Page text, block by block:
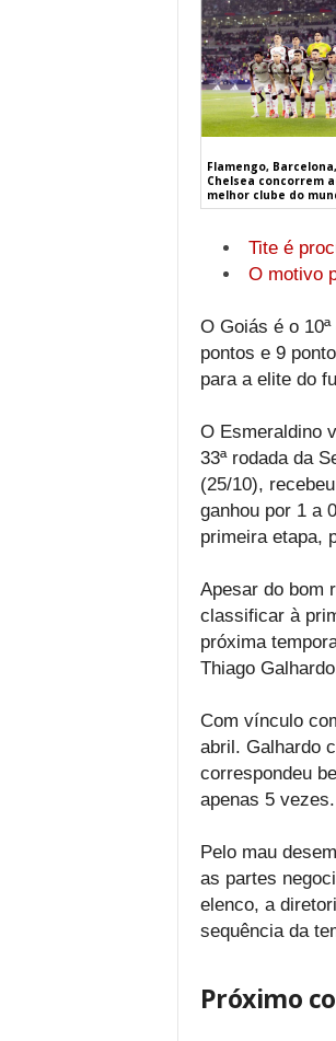
Flamengo, Barcelona,
Chelsea concorrem
melhor clube do
Tite é
O motivo
O Goiás é o
pontos e 9
para a elite do
O Esmeraldino
33ª rodada da
(25/10),
ganhou por 1 a
primeira etapa,
Apesar do bom
classificar à
próxima
Thiago
Com vínculo
abril. Galhardo
correspondeu
apenas 5 vezes.
Pelo mau
as partes
elenco, a
sequência da
Próximo